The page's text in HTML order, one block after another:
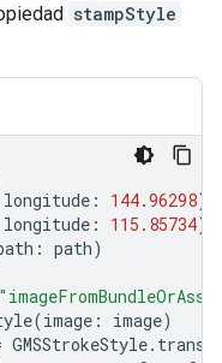
stampStyle
longitude : 144.96298)
longitude : 115.85734)
: path)
(image : image)
GMSStrokeStyle.